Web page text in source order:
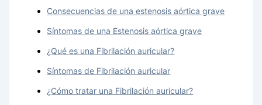
Consecuencias de una estenosis aórtica grave
Síntomas de una Estenosis aórtica grave
¿Qué es una Fibrilación auricular?
Síntomas de Fibrilación auricular
¿Cómo tratar una Fibrilación auricular?